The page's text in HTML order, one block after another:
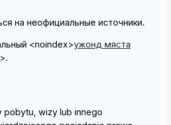
на неофициальные источники.
<noindex>ужонд мяста
.
pobytu, wizy lub innego